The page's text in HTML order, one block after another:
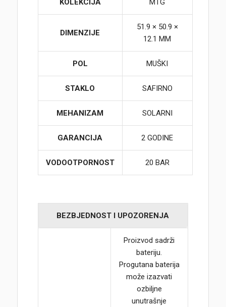
KOLEKCIJA MTG
DIMENZIJE
51.9 × 50.9 ×
12.1 MM
POL MUŠKI
STAKLO SAFIRNO
MEHANIZAM SOLARNI
GARANCIJA 2 GODINE
VODOOTPORNOST 20 BAR
BEZBJEDNOST I UPOZORENJA
Proizvod sadrži
bateriju.
Progutana baterija
može izazvati
ozbiljne
unutrašnje